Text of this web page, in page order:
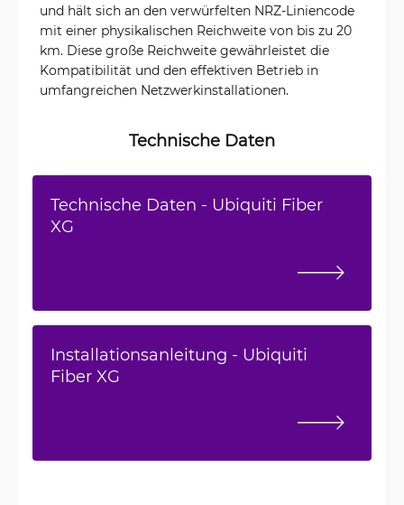
und hält sich an den verwürfelten NRZ-Liniencode
mit einer physikalischen Reichweite von bis zu 20
km. Diese große Reichweite gewährleistet die
Kompatibilität und den effektiven Betrieb in
umfangreichen Netzwerkinstallationen.
Technische Daten
Technische Daten - Ubiquiti Fiber
XG
Installationsanleitung - Ubiquiti
Fiber XG